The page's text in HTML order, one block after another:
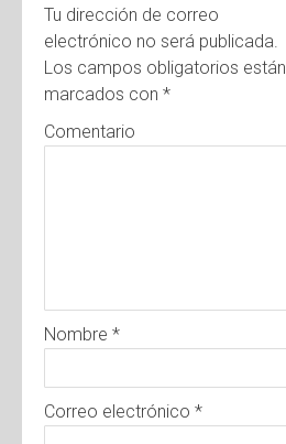
Tu dirección de correo
electrónico no será publicada.
Los campos obligatorios están
marcados con *
Comentario
Nombre *
Correo electrónico *